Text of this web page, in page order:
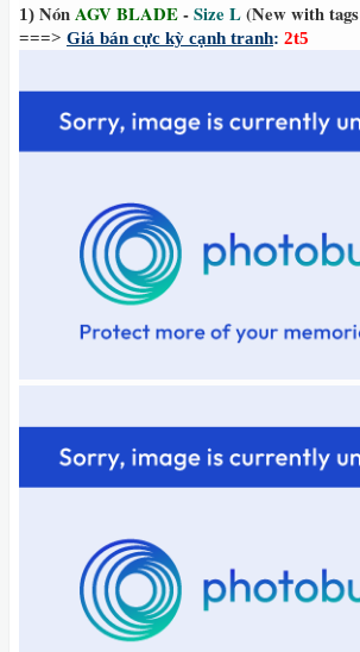
1) NónAGV BLADE-Size L(New with tags
===> Giá bán cực kỳ cạnh tranh: 2t5